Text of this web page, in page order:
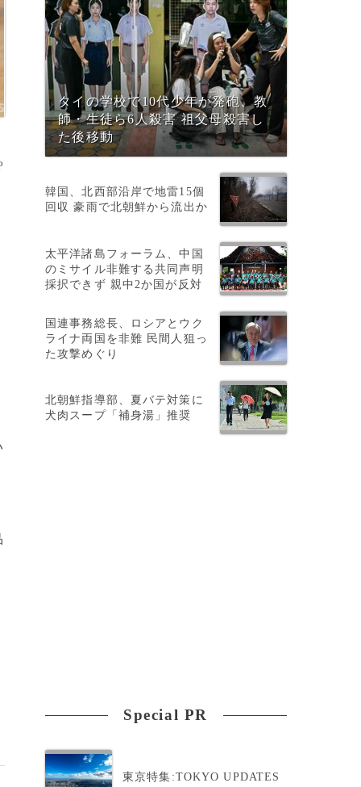
タイの学校で10代少年が発砲、教
師・生徒ら6人殺害 祖父母殺害し
た後移動
韓国、北西部沿岸で地雷15個
回収 豪雨で北朝鮮から流出か
太平洋諸島フォーラム、中国
のミサイル非難する共同声明
採択できず 親中2か国が反対
国連事務総長、ロシアとウク
ライナ両国を非難 民間人狙っ
た攻撃めぐり
北朝鮮指導部、夏バテ対策に
犬肉スープ「補身湯」推奨
Special PR
東京特集:TOKYO UPDATES